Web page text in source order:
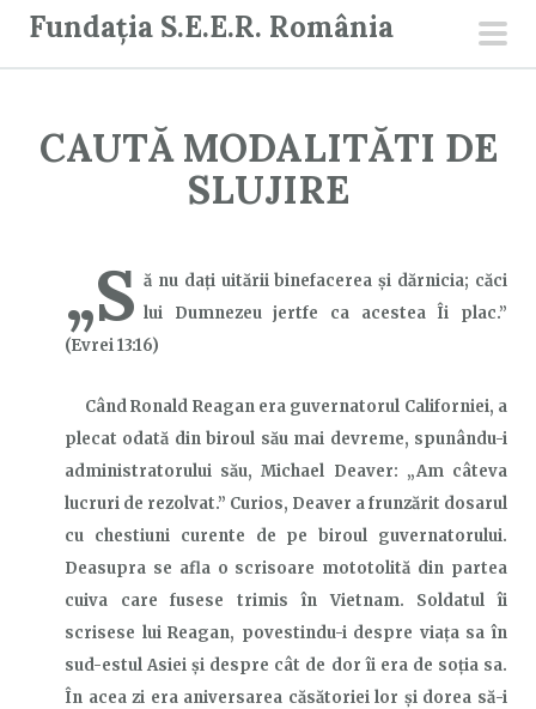
Fundația S.E.E.R. România
CAUTĂ MODALITĂTI DE
SLUJIRE
„S ă nu daţi uitării binefacerea şi dărnicia; căci
lui Dumnezeu jertfe ca acestea Îi plac.”
(Evrei 13:16)
Când Ronald Reagan era guvernatorul Californiei, a
plecat odată din biroul său mai devreme, spunându-i
administratorului său, Michael Deaver: „Am câteva
lucruri de rezolvat.” Curios, Deaver a frunzărit dosarul
cu chestiuni curente de pe biroul guvernatorului.
Deasupra se afla o scrisoare mototolită din partea
cuiva care fusese trimis în Vietnam. Soldatulîi
scrisese lui Reagan, povestindu-i despre viața sa în
sud-estul Asiei și despre cât de dor îi era de soția sa.
În acea zi era aniversarea căsătoriei lor și dorea să-i